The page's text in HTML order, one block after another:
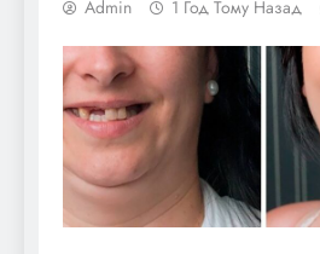
Admin 1 Год Тому Назад